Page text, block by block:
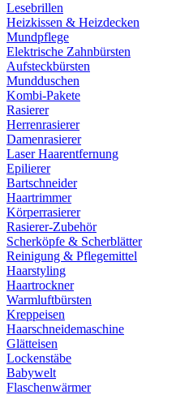
Lesebrillen
Heizkissen & Heizdecken
Mundpflege
Elektrische Zahnbürsten
Aufsteckbürsten
Mundduschen
Kombi-Pakete
Rasierer
Herrenrasierer
Damenrasierer
Laser Haarentfernung
Epilierer
Bartschneider
Haartrimmer
Körperrasierer
Rasierer-Zubehör
Scherköpfe & Scherblätter
Reinigung & Pflegemittel
Haarstyling
Haartrockner
Warmluftbürsten
Kreppeisen
Haarschneidemaschine
Glätteisen
Lockenstäbe
Babywelt
Flaschenwärmer